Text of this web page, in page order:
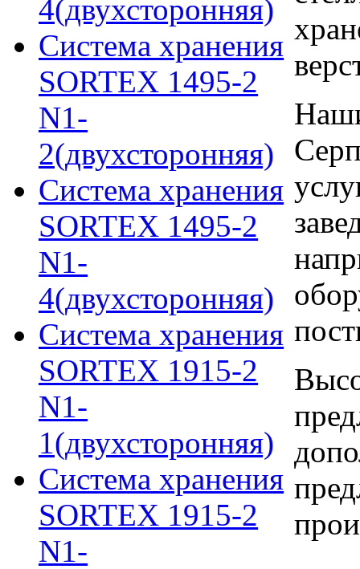
4(двухсторонняя)
Система хранения
SORTEX 1495-2
N1-
2(двухсторонняя)
Система хранения
SORTEX 1495-2
N1-
4(двухсторонняя)
Система хранения
SORTEX 1915-2
N1-
1(двухсторонняя)
Система хранения
SORTEX 1915-2
N1-